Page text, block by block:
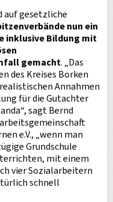
auf gesetzliche
nun ein
inklusive Bildung mit
gemacht. „Das
des Kreises Borken
Annahmen
für die Gutachter
sagt Bernd
e.V., „wenn man
Grundschule
mit einem
vier Sozialarbeitern
schnell